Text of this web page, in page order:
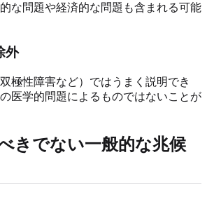
な問題や経済的な問題も含まれる可能
外
極性障害など）ではうまく説明でき
医学的問題によるものではないことが
きでない一般的な兆候